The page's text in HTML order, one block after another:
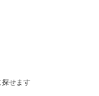
せます